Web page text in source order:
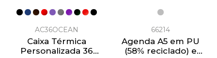
AC36OCEAN
Caixa Térmica
Personalizada 36
66214
Agenda A5 em PU
(58% reciclado) e